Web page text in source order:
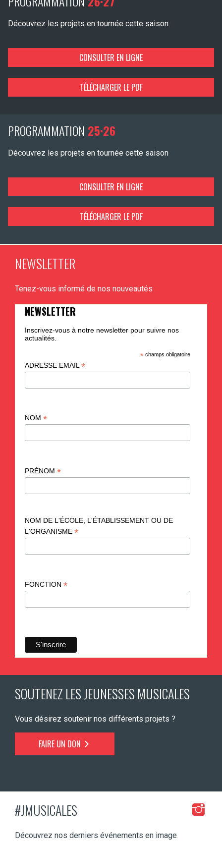
Découvrez les projets en tournée cette saison
CONSULTER EN LIGNE
TÉLÉCHARGER LE PDF
PROGRAMMATION 25·26
Découvrez les projets en tournée cette saison
CONSULTER EN LIGNE
TÉLÉCHARGER LE PDF
NEWSLETTER
Tenez-vous informé de nos nouveautés
NEWSLETTER
Inscrivez-vous à notre newsletter pour suivre nos
actualités.
* champs obligatoire
ADRESSE EMAIL *
NOM *
PRÉNOM *
NOM DE L'ÉCOLE, L'ÉTABLISSEMENT OU DE
L'ORGANISME *
FONCTION *
SOUTENEZ LES JEUNESSES MUSICALES
Vous désirez soutenir nos différents projets ?
FAIRE UN DON
#JMUSICALES
Découvrez nos derniers événements en image